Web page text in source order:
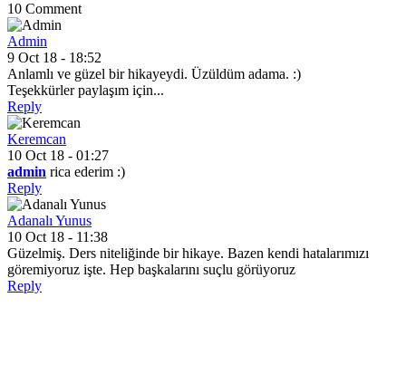
10 Comment
Admin
9 Oct 18 - 18:52
Anlamlı ve güzel bir hikayeydi. Üzüldüm adama. :)
Teşekkürler paylaşım için...
Reply
Keremcan
10 Oct 18 - 01:27
admin rica ederim :)
Reply
Adanalı Yunus
10 Oct 18 - 11:38
Güzelmiş. Ders niteliğinde bir hikaye. Bazen kendi hatalarımızı
göremiyoruz işte. Hep başkalarını suçlu görüyoruz
Reply